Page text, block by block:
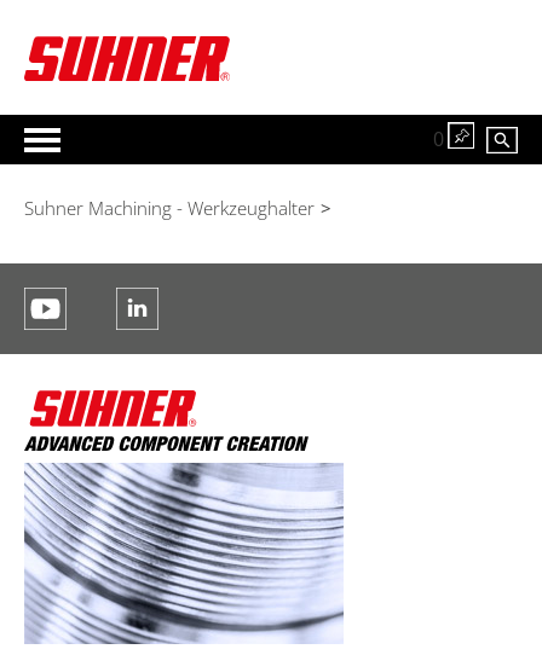
0
Suhner Machining - Werkzeughalter >